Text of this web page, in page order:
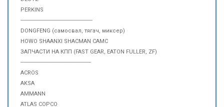
PERKINS
------------------------------------------------
DONGFENG (самосвал, тягач, миксер)
HOWO SHAANXI SHACMAN CAMC
ЗАПЧАСТИ НА КПП (FAST GEAR, EATON FULLER, ZF)
-----------------------------------------------
ACROS
AKSA
AMMANN
ATLAS COPCO